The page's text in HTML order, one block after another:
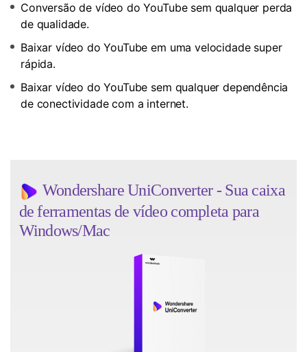
Conversão de vídeo do YouTube sem qualquer perda
de qualidade.
Baixar vídeo do YouTube em uma velocidade super
rápida.
Baixar vídeo do YouTube sem qualquer dependência
de conectividade com a internet.
Wondershare UniConverter - Sua caixa
de ferramentas de vídeo completa para
Windows/Mac